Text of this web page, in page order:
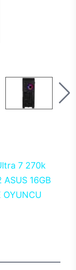
7 270k
16GB
OYUNCU